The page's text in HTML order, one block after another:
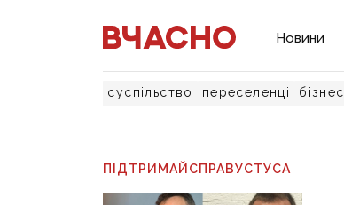
Новини
суспільство переселенці бізнес
ПІДТРИМАЙСПРАВУСТУСА